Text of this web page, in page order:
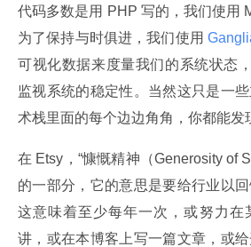
代码多数是用 PHP 写的，我们使用
为了保持与时俱进，我们使用
可视化数据来度量我们的系统状态
监视系统的稳定性。当然这只是一
术栈里面的每个边边角角，你都能发
在 Etsy，“慷慨精神（Generosity of
的一部分，它的意思是要给行业以回
这意味着至少每年一次，或努力在
讲，或在本博客上写一篇文章，或给